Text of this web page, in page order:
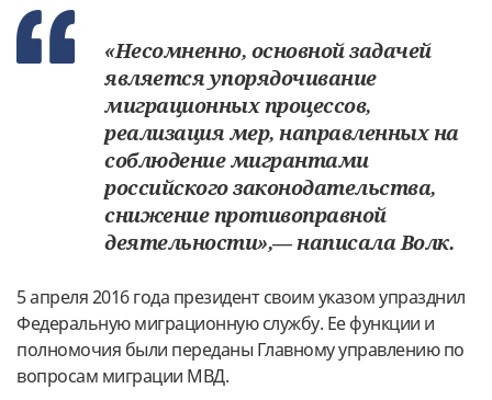
«Несомненно, основной задачей
является упорядочивание
миграционных процессов,
реализация мер, направленных на
соблюдение мигрантами
российского законодательства,
снижение противоправной
деятельности»,— написала Волк.
5 апреля 2016 года президент своим указом упразднил
Федеральную миграционную службу. Ее функции и
полномочия были переданы Главному управлению по
вопросам миграции МВД.